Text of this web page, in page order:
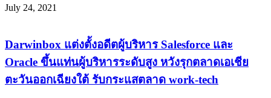
July 24, 2021
Darwinbox แต่งตั้งอดีตผู้บริหาร Salesforce และ
Oracle ขึ้นแท่นผู้บริหารระดับสูง หวังรุกตลาดเอเชีย
ตะวันออกเฉียงใต้ รับกระแสตลาด work-tech